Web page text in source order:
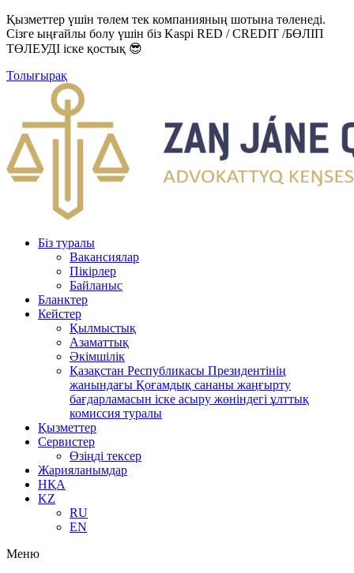
Қызметтер үшін төлем тек компанияның шотына төленеді.
Сізге ыңғайлы болу үшін біз Kaspi RED / CREDIT /БӨЛІП
ТӨЛЕУДІ іске қостық 😎
Толығырақ
Біз туралы
Вакансиялар
Пікірлер
Байланыс
Бланктер
Кейстер
Қылмыстық
Азаматтық
Әкімшілік
Қазақстан Республикасы Президентінің
жанындағы Қоғамдық сананы жаңғырту
бағдарламасын іске асыру жөніндегі ұлттық
комиссия туралы
Қызметтер
Сервистер
Өзіңді тексер
Жарияланымдар
НҚА
KZ
RU
EN
Меню